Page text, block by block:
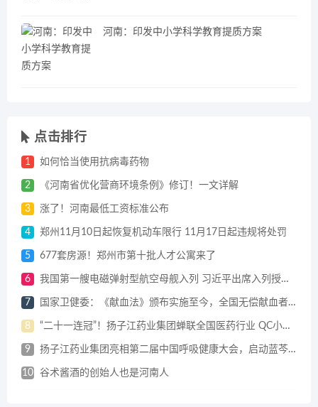
河南：印发中小学科学教育提质方案
点击排行
1 如何恰当使用抗病毒药物
2 《河南省优化营商环境条例》修订！一文详解
3 涨了！河南最低工资标准公布
4 郑州11月10日起恢复机动车限行 11月17日起违规将处罚
5 677套房源！郑州市第十批人才公寓来了
6 我国第一艘电磁弹射型航空母舰入列 习近平出席入列授旗仪式并登舰视察
7 国家卫健委：《献血法》颁布实施至今，全国无偿献血者达1.4亿人
8 “二十一连冠”！扬子江药业集团蝉联全国医药行业 QC小组成果发表一等奖总数冠军
9 扬子江药业集团亮相第二届中国呼吸健康大会，启动蓝芩口服液循证研究战略合作
10 谷术酱酒的创始人也是河南人